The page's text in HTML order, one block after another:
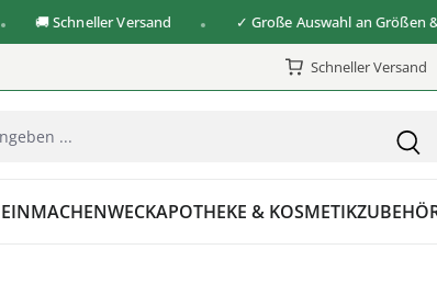
🚚 Schneller Versand ✓ Große Auswahl an Größen &
Schneller Versand
EINMACHENWECKAPOTHEKE & KOSMETIK